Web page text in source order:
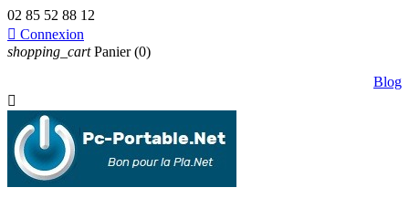
02 85 52 88 12
 Connexion
shopping_cart Panier (0)
Blog
